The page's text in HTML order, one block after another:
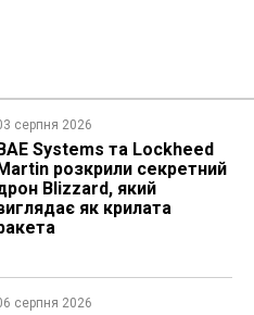
серпня 2026
Systems та Lockheed
розкрили секретний
Blizzard, який
як крилата
серпня 2026